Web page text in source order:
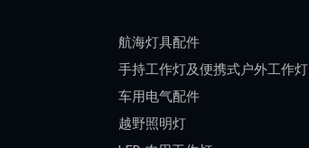
航海灯具配件
手持工作灯及便携式户外工作灯
车用电气配件
越野照明灯